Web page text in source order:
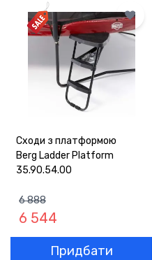
Сходи з платформою
Berg Ladder Platform
35.90.54.00
6 888
6 544
Придбати